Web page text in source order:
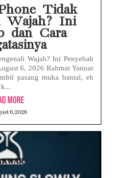
Tidak
Wajah? Ini
dan Cara
Wajah? Ini Penyebab
6, 2026 Rahmat Yanuar
pasang muka bantal, eh
More
6, 2026